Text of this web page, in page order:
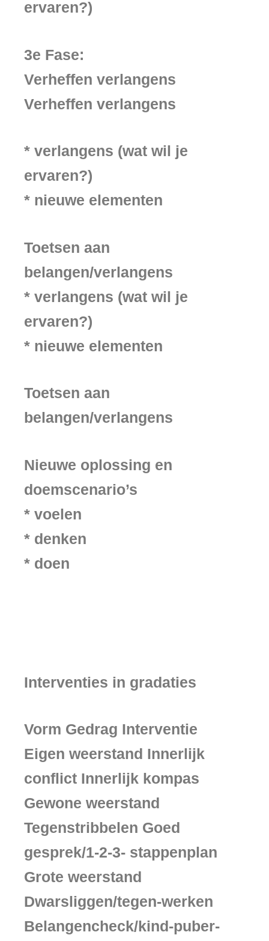
ervaren?)
3e Fase:
Verheffen verlangens
Verheffen verlangens
* verlangens (wat wil je
ervaren?)
* nieuwe elementen
Toetsen aan
belangen/verlangens
* verlangens (wat wil je
ervaren?)
* nieuwe elementen
Toetsen aan
belangen/verlangens
Nieuwe oplossing en
doemscenario’s
* voelen
* denken
* doen
Interventies in gradaties
Vorm Gedrag Interventie
Eigen weerstand Innerlijk
conflict Innerlijk kompas
Gewone weerstand
Tegenstribbelen Goed
gesprek/1-2-3- stappenplan
Grote weerstand
Dwarsliggen/tegen-werken
Belangencheck/kind-puber-